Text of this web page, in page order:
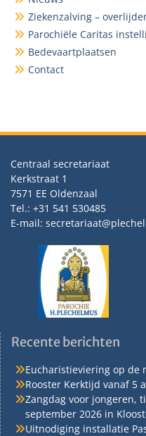
Ziekenzalving –
Parochiële Caritas
Bedevaartplaatsen
Contact
Centraal secretariaat
Kerkstraat 1
7571 EE Oldenzaal
Tel.: +31 541 530485
E-mail:
Recente berichten
Eucharistieviering op de
Rooster Kerktijd vanaf 5
Zangdag voor jongeren,
september 2026 in
Uitnodiging installatie